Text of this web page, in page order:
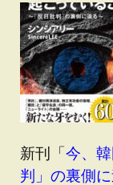
新刊「今、
判」の裏側